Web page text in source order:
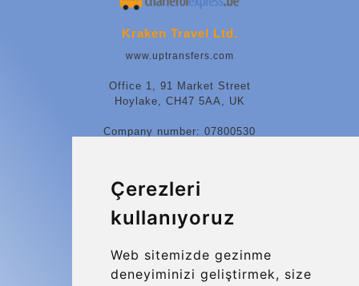
Çerezleri
kullanıyoruz
Web sitemizde gezinme
deneyiminizi geliştirmek, size
Kraken Travel Ltd.
www.uptransfers.com
Office 1, 91 Market Street
Hoylake, CH47 5AA, UK
Company number: 07800530
More
Blog